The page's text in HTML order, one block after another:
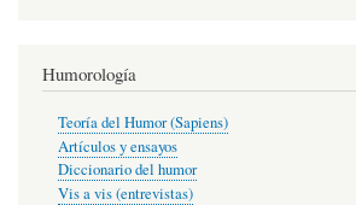
Humorología
Teoría del Humor (Sapiens)
Artículos y ensayos
Diccionario del humor
Vis a vis (entrevistas)